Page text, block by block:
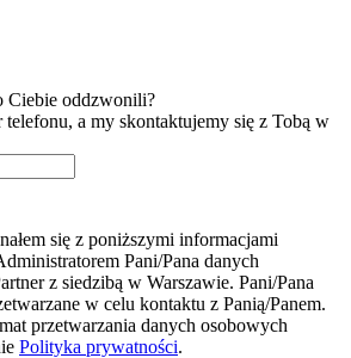
Ciebie oddzwonili?
a my skontaktujemy się z Tobą w
się z poniższymi informacjami
Pani/Pana danych
z siedzibą w Warszawie. Pani/Pana
w celu kontaktu z Panią/Panem.
przetwarzania danych osobowych
Polityka prywatności.